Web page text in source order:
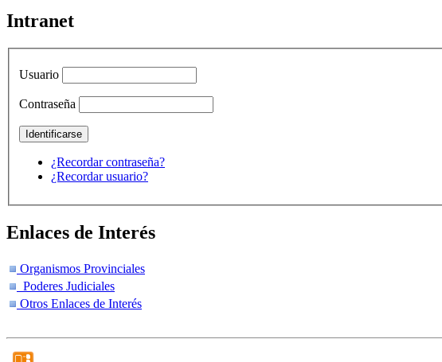
Intranet
Usuario
Contraseña
¿Recordar contraseña?
¿Recordar usuario?
Enlaces de Interés
Organismos Provinciales
Poderes Judiciales
Otros Enlaces de Interés